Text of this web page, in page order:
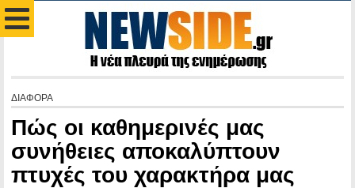
ΔΙΑΦΟΡΑ
Πώς οι καθημερινές μας
συνήθειες αποκαλύπτουν
πτυχές του χαρακτήρα μας